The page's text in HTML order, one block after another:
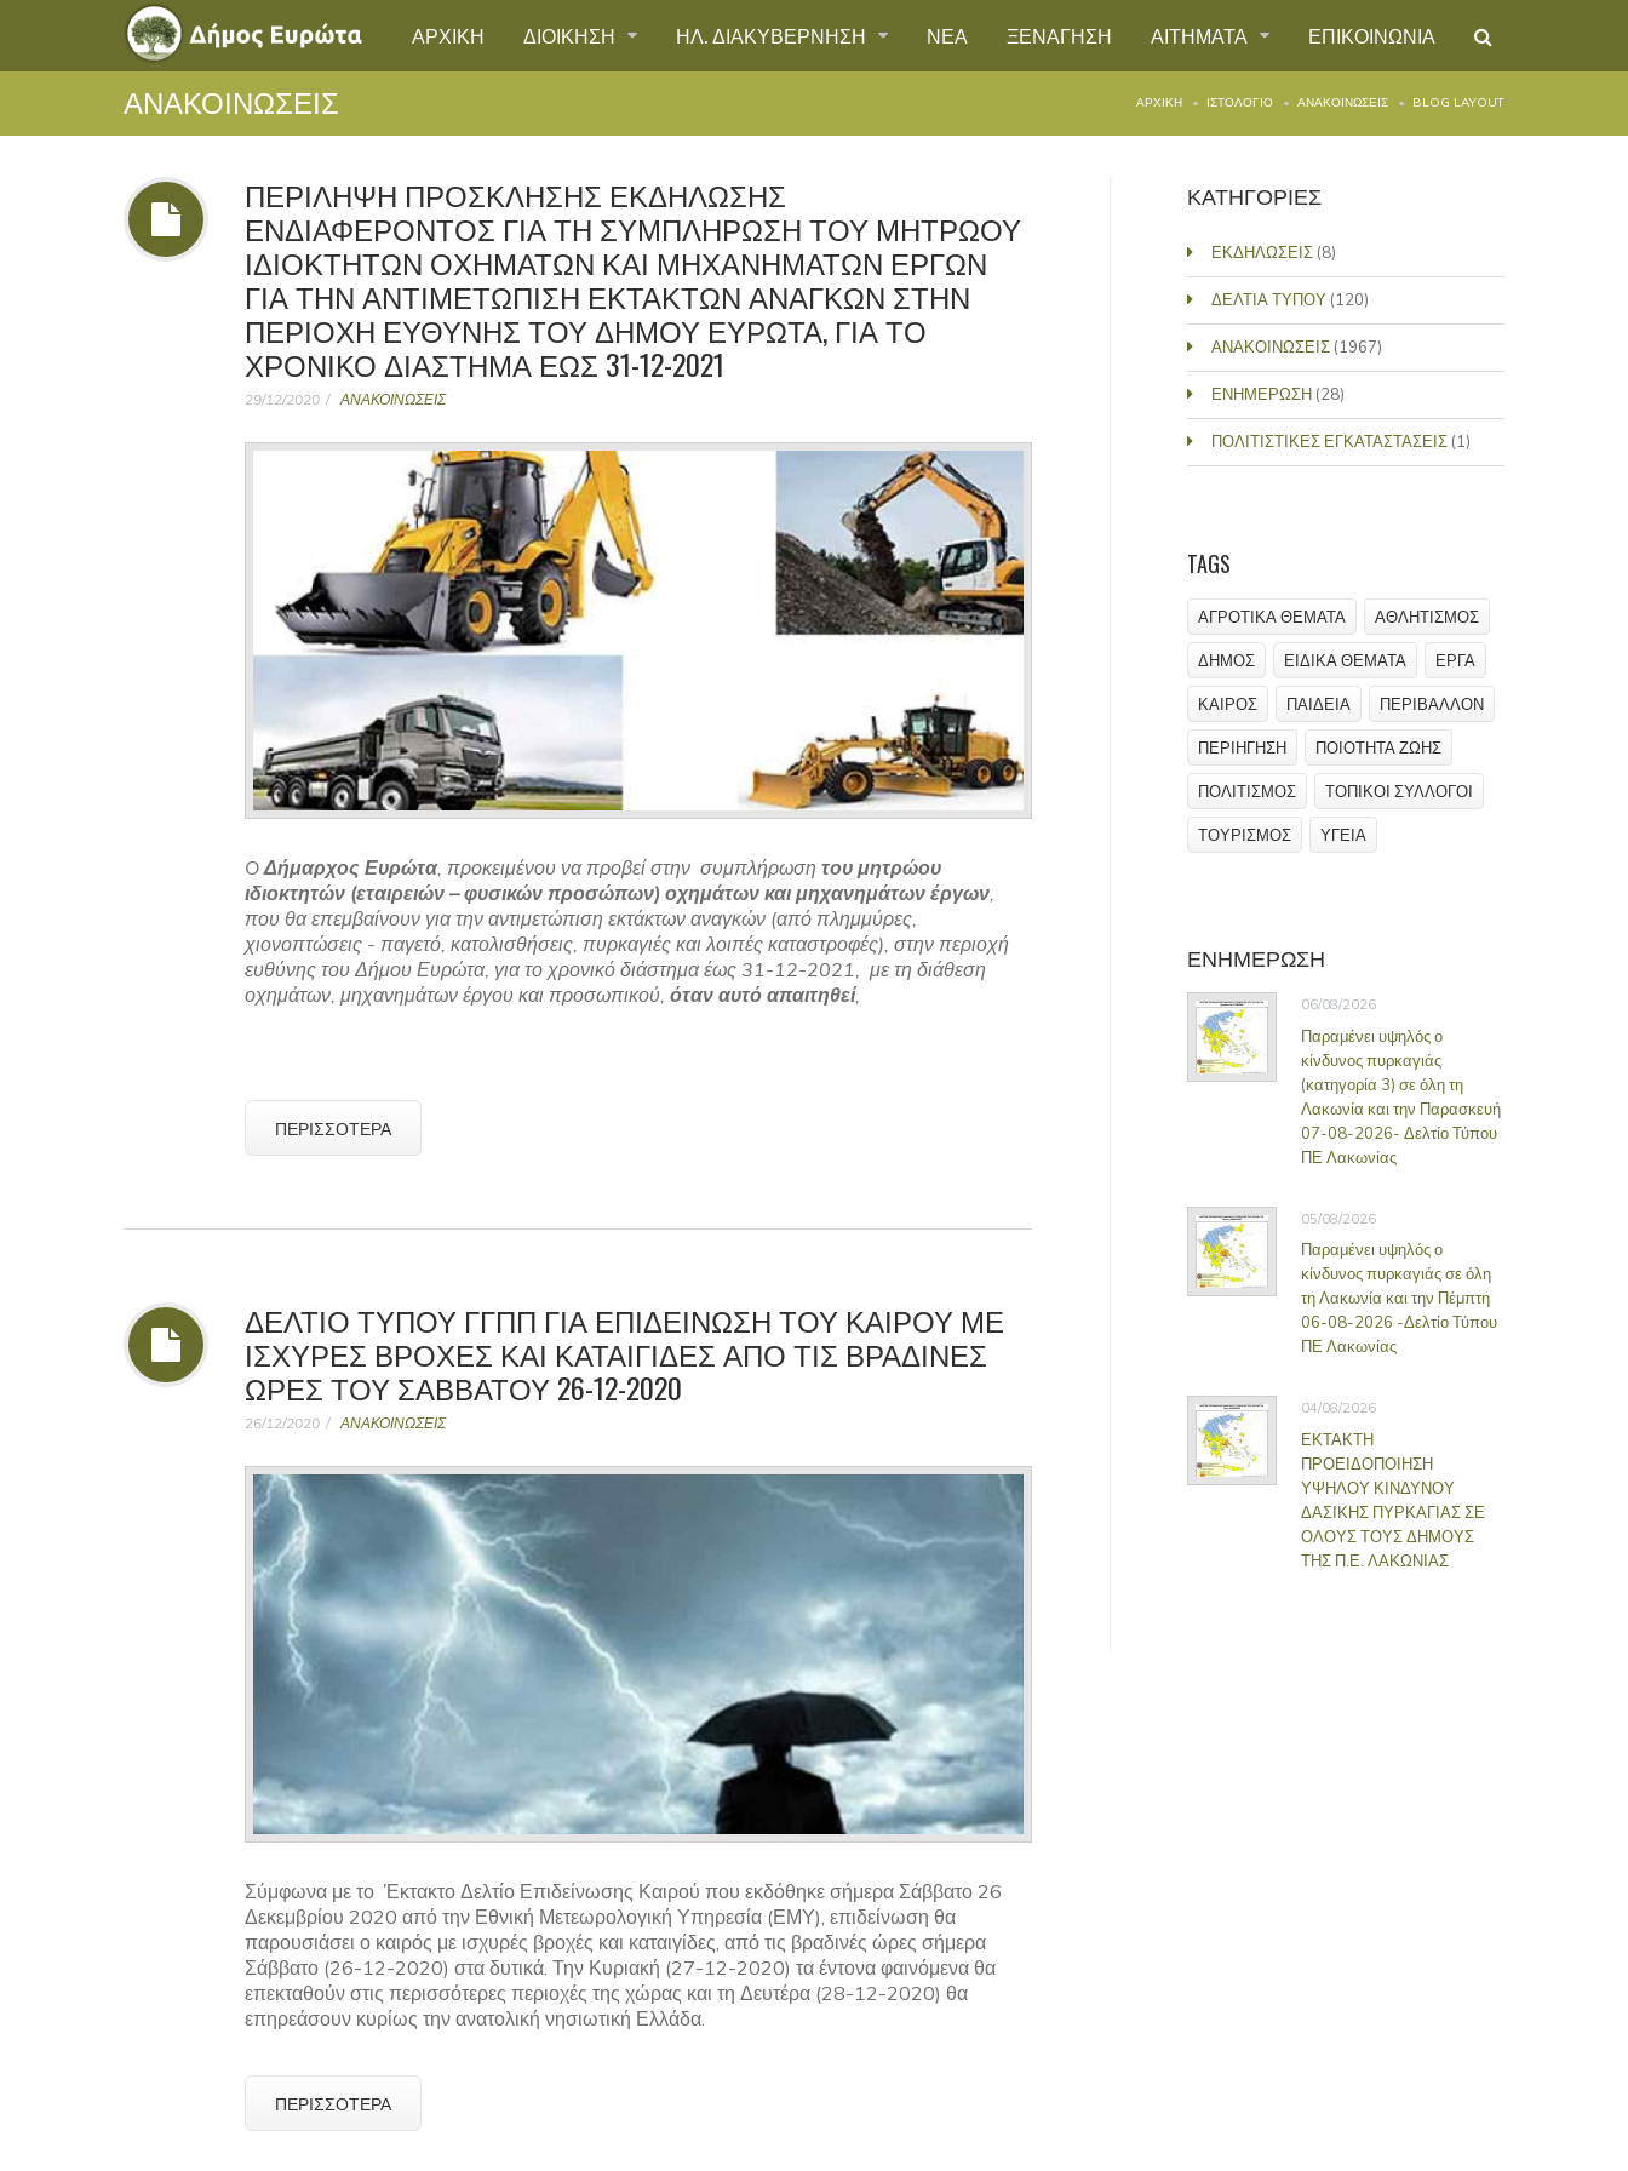
ΑΡΧΙΚΗ ΔΙΟΙΚΗΣΗ ΗΛ. ΔΙΑΚΥΒΕΡΝΗΣΗ ΝΕΑ ΞΕΝΑΓΗΣΗ ΑΙΤΗΜΑΤΑ ΕΠΙΚΟΙΝΩΝΙΑ
ΑΝΑΚΟΙΝΩΣΕΙΣ ΑΡΧΙΚΉ ΙΣΤΟΛΌΓΙΟ ΑΝΑΚΟΙΝΩΣΕΙΣ BLOG LAYOUT
ΠΕΡΙΛΗΨΗ ΠΡΟΣΚΛΗΣΗΣ ΕΚΔΗΛΩΣΗΣ
ΕΝΔΙΑΦΕΡΟΝΤΟΣ ΓΙΑ ΤΗ ΣΥΜΠΛΗΡΩΣΗ ΤΟΥ ΜΗΤΡΩΟΥ
ΙΔΙΟΚΤΗΤΩΝ ΟΧΗΜΑΤΩΝ ΚΑΙ ΜΗΧΑΝΗΜΑΤΩΝ ΕΡΓΩΝ
ΓΙΑ ΤΗΝ ΑΝΤΙΜΕΤΩΠΙΣΗ ΕΚΤΑΚΤΩΝ ΑΝΑΓΚΩΝ ΣΤΗΝ
ΠΕΡΙΟΧΗ ΕΥΘΥΝΗΣ ΤΟΥ ΔΗΜΟΥ ΕΥΡΩΤΑ, ΓΙΑ ΤΟ
ΧΡΟΝΙΚΟ ΔΙΑΣΤΗΜΑ ΕΩΣ 31-12-2021
29/12/2020 ΑΝΑΚΟΙΝΩΣΕΙΣ
OΔήμαρχος Ευρώτα, προκειμένου να προβεί στην συμπλήρωση του μητρώου
ιδιοκτητών (εταιρειών – φυσικών προσώπων) οχημάτων και μηχανημάτων έργων,
που θα επεμβαίνουν για την αντιμετώπιση εκτάκτων αναγκών (από πλημμύρες,
χιονοπτώσεις - παγετό, κατολισθήσεις, πυρκαγιές και λοιπές καταστροφές), στην περιοχή
ευθύνης του Δήμου Ευρώτα, για το χρονικό διάστημα έως 31-12-2021, με τη διάθεση
οχημάτων, μηχανημάτων έργου και προσωπικού, όταν αυτό απαιτηθεί,
ΠΕΡΙΣΣΌΤΕΡΑ
ΔΕΛΤΙΟ ΤΥΠΟΥ ΓΓΠΠ ΓΙΑ ΕΠΙΔΕΙΝΩΣΗ ΤΟΥ ΚΑΙΡΟΥ ΜΕ
ΙΣΧΥΡΕΣ ΒΡΟΧΕΣ ΚΑΙ ΚΑΤΑΙΓΙΔΕΣ ΑΠΟ ΤΙΣ ΒΡΑΔΙΝΕΣ
ΩΡΕΣ ΤΟΥ ΣΑΒΒΑΤΟΥ 26-12-2020
26/12/2020 ΑΝΑΚΟΙΝΩΣΕΙΣ
Σύμφωνα με το Έκτακτο Δελτίο Επιδείνωσης Καιρού που εκδόθηκε σήμερα Σάββατο 26
Δεκεμβρίου 2020 από την Εθνική Μετεωρολογική Υπηρεσία (ΕΜΥ), επιδείνωση θα
παρουσιάσει ο καιρός με ισχυρές βροχές και καταιγίδες, από τις βραδινές ώρες σήμερα
Σάββατο (26-12-2020) στα δυτικά. Την Κυριακή (27-12-2020) τα έντονα φαινόμενα θα
επεκταθούν στις περισσότερες περιοχές της χώρας και τη Δευτέρα (28-12-2020) θα
επηρεάσουν κυρίως την ανατολική νησιωτική Ελλάδα.
ΠΕΡΙΣΣΌΤΕΡΑ
ΚΑΤΗΓΟΡΙΕΣ
ΕΚΔΗΛΩΣΕΙΣ(8)
ΔΕΛΤΙΑ ΤΥΠΟΥ(120)
ΑΝΑΚΟΙΝΩΣΕΙΣ(1967)
ΕΝΗΜΕΡΩΣΗ(28)
ΠΟΛΙΤΙΣΤΙΚΕΣ ΕΓΚΑΤΑΣΤΑΣΕΙΣ(1)
TAGS
ΑΓΡΟΤΙΚΑ ΘΕΜΑΤΑ ΑΘΛΗΤΙΣΜΟΣ
ΔΗΜΟΣ ΕΙΔΙΚΑ ΘΕΜΑΤΑ ΕΡΓΑ
ΚΑΙΡΟΣ ΠΑΙΔΕΙΑ ΠΕΡΙΒΑΛΛΟΝ
ΠΕΡΙΗΓΗΣΗ ΠΟΙΟΤΗΤΑ ΖΩΗΣ
ΠΟΛΙΤΙΣΜΟΣ ΤΟΠΙΚΟΙ ΣΥΛΛΟΓΟΙ
ΤΟΥΡΙΣΜΟΣ ΥΓΕΙΑ
ΕΝΗΜΕΡΩΣΗ
06/08/2026
Παραμένει υψηλός ο
κίνδυνος πυρκαγιάς
(κατηγορία 3) σε όλη τη
Λακωνία και την Παρασκευή
07-08-2026- Δελτίο Τύπου
ΠΕ Λακωνίας
05/08/2026
Παραμένει υψηλός ο
κίνδυνος πυρκαγιάς σε όλη
τη Λακωνία και την Πέμπτη
06-08-2026 -Δελτίο Τύπου
ΠΕ Λακωνίας
04/08/2026
ΕΚΤΑΚΤΗ
ΠΡΟΕΙΔΟΠΟΙΗΣΗ
ΥΨΗΛΟΥ ΚΙΝΔΥΝΟΥ
ΔΑΣΙΚΗΣ ΠΥΡΚΑΓΙΑΣ ΣΕ
ΟΛΟΥΣ ΤΟΥΣ ΔΗΜΟΥΣ
ΤΗΣ Π.Ε. ΛΑΚΩΝΙΑΣ